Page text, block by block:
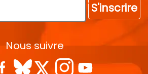
S'inscrire
Nous suivre